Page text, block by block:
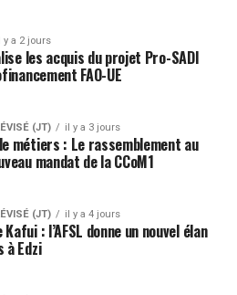
y a 2 jours
les acquis du projet Pro-SADI
FAO-UE
(JT) il y a 3 jours
métiers : Le rassemblement au
mandat de la CCoM1
(JT) il y a 4 jours
: l’AFSL donne un nouvel élan
à Edzi